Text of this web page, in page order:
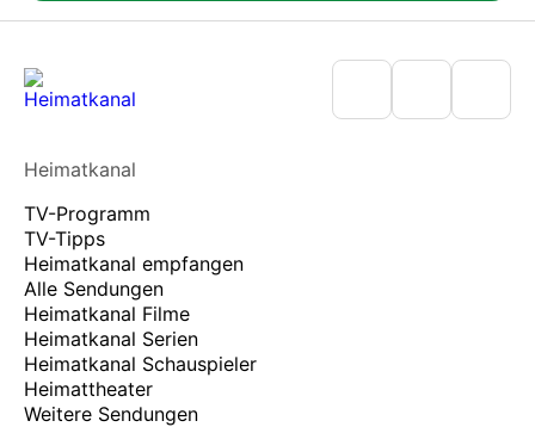
Heimatkanal
TV-Programm
TV-Tipps
Heimatkanal empfangen
Alle Sendungen
Heimatkanal Filme
Heimatkanal Serien
Heimatkanal Schauspieler
Heimattheater
Weitere Sendungen